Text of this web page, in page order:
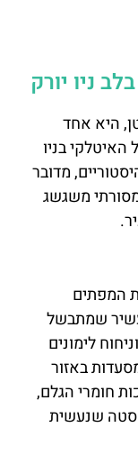
ניו יורק
היא אחד
בניו
מדובר
משגשג
המפתים
שמתבשל
לימונים
באזור
חומרי הגלם,
שנעשית